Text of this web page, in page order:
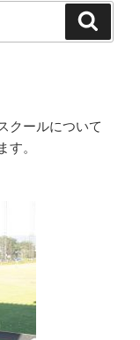
クールについて
す。